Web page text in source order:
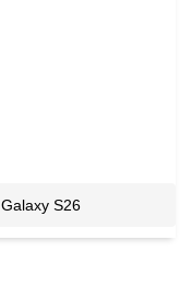
Galaxy S26